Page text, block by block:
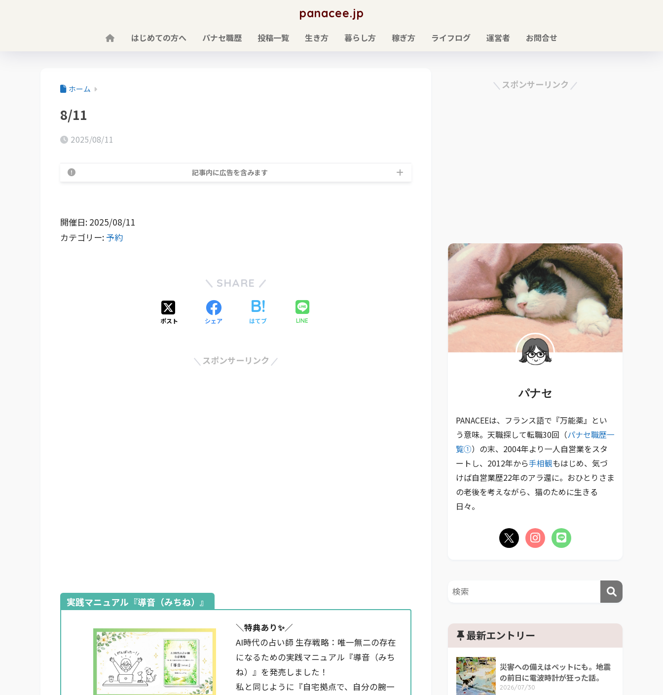
panacee.jp
はじめての方へ パナセ職歴 投稿一覧 生き方 暮らし方 稼ぎ方 ライフログ 運営者 お問合せ
ホーム
8/11
2025/08/11
記事内に広告を含みます
開催日: 2025/08/11
カテゴリー: 予約
SHARE
ポスト シェア はてブ LINE
スポンサーリンク
実践マニュアル『導音（みちね）』
＼特典あり✨️／
AI時代の占い師 生存戦略：唯一無二の存在
になるための実践マニュアル『導音（みち
ね）』を発売しました！
私と同じように『自宅拠点で、自分の腕一
スポンサーリンク
パナセ
PANACEEは、フランス語で『万能薬』とい
う意味。天職探して転職30回（パナセ職歴一
覧①）の末、2004年より一人自営業をスタ
ートし、2012年から手相観もはじめ、気づ
けば自営業歴22年のアラ還に。おひとりさま
の老後を考えながら、猫のために生きる
日々。
最新エントリー
災害への備えはペットにも。地震
の前日に電波時計が狂った話。
2026/07/30